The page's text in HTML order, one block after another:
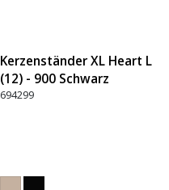
Kerzenständer XL Heart L
(12) - 900 Schwarz
694299